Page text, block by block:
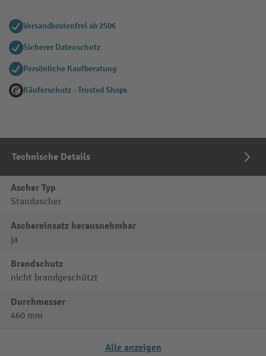
Versandkostenfrei ab 250€
Sicherer Datenschutz
Persönliche Kaufberatung
Käuferschutz - Trusted Shops
Technische Details
Ascher Typ
Standascher
Aschereinsatz herausnehmbar
ja
Brandschutz
nicht brandgeschützt
Durchmesser
460 mm
Alle anzeigen